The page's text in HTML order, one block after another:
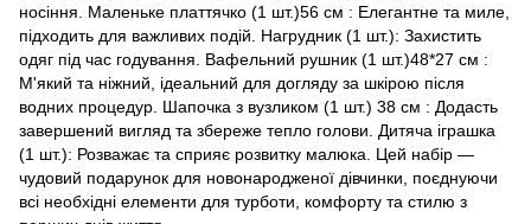
носіння. Маленьке платтячко (1 шт.)56 см : Елегантне та миле,
підходить для важливих подій. Нагрудник (1 шт.): Захистить
одяг під час годування. Вафельний рушник (1 шт.)48*27 см :
М'який та ніжний, ідеальний для догляду за шкірою після
водних процедур. Шапочка з вузликом (1 шт.) 38 см : Додасть
завершений вигляд та збереже тепло голови. Дитяча іграшка
(1 шт.): Розважає та сприяє розвитку малюка. Цей набір —
чудовий подарунок для новонародженої дівчинки, поєднуючи
всі необхідні елементи для турботи, комфорту та стилю з